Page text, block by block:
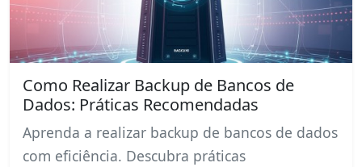
Como Realizar Backup de Bancos de
Dados: Práticas Recomendadas
Aprenda a realizar backup de bancos de dados
com eficiência. Descubra práticas